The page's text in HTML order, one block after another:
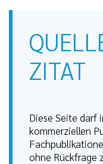
ZITAT
Diese Seite darf
kommerziellen
ohne Rückfrage